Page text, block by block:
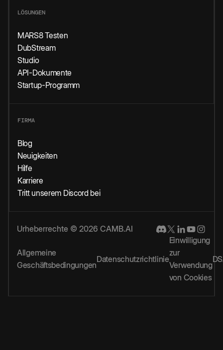
LÖSUNGEN
MARS8 Testen
DubStream
Studio
API-Dokumente
Startup-Programm
FIRMA
Blog
Neuigkeiten
Hilfe
Karriere
Tritt unserem Discord bei
Urheberrechte © 2026 CAMB.AI
Allgemeine
Geschäftsbedingungen
Datenschutzrichtlinie
Einwilligung
zur
Verwendung
von Cookies